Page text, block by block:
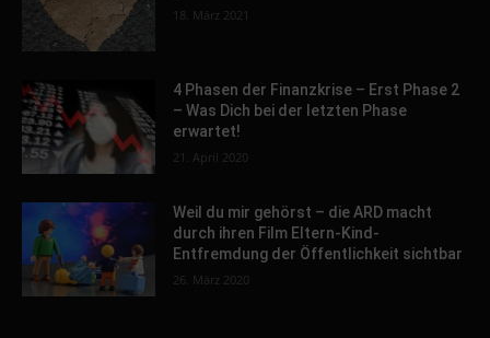
18. März 2021
4 Phasen der Finanzkrise – Erst Phase 2
– Was Dich bei der letzten Phase
erwartet!
21. April 2020
Weil du mir gehörst – die ARD macht
durch ihren Film Eltern-Kind-
Entfremdung der Öffentlichkeit sichtbar
26. März 2020